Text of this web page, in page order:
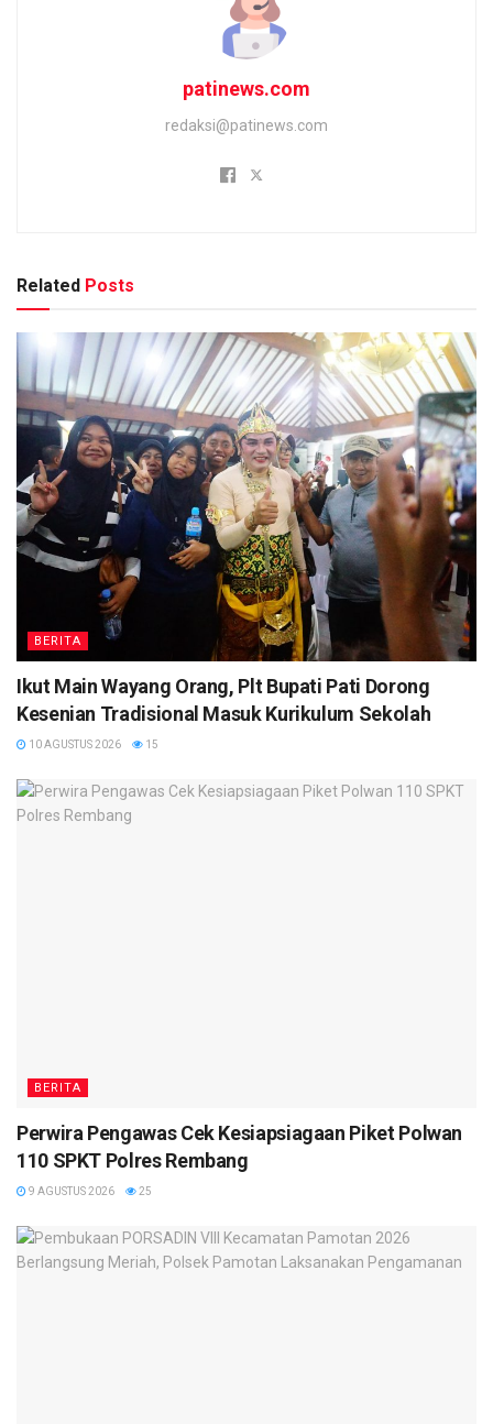
patinews.com
redaksi@patinews.com
Related Posts
BERITA
Ikut Main Wayang Orang, Plt Bupati Pati Dorong
Kesenian Tradisional Masuk Kurikulum Sekolah
10 AGUSTUS 2026 15
BERITA
Perwira Pengawas Cek Kesiapsiagaan Piket Polwan
110 SPKT Polres Rembang
9 AGUSTUS 2026 25